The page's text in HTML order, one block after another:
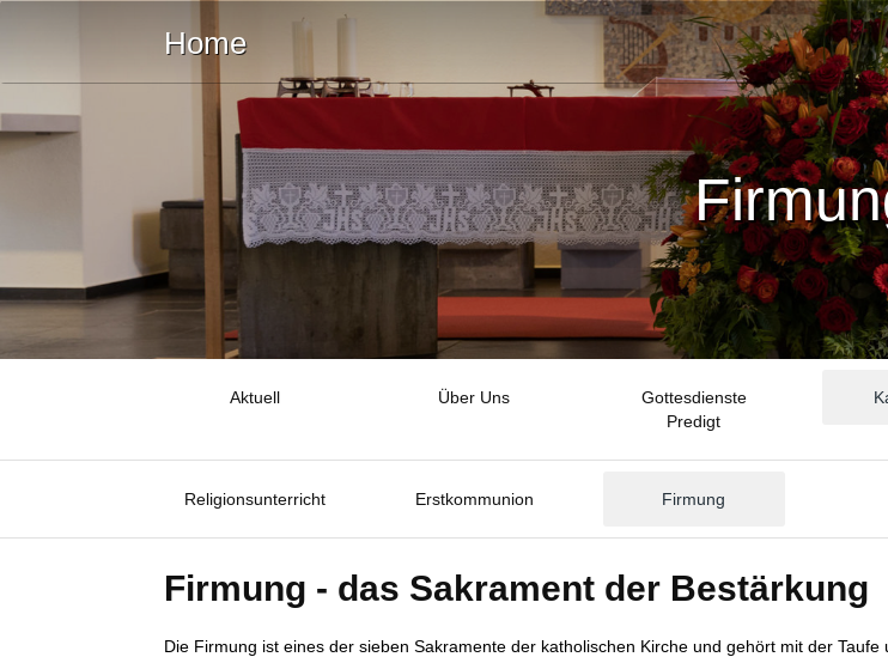
Home
Aktuell Über Uns
Gottesdienste
Predigt
Religionsunterricht Erstkommunion Firmung
Firmung - das Sakrament der Bestärkung
Die Firmung ist eines der sieben Sakramente der katholischen Kirche und gehört mit der